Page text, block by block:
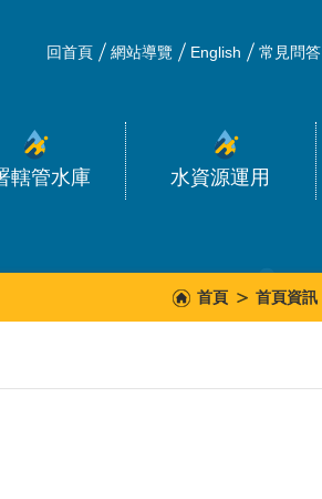
回首頁 網站導覽 English 常見問答
轄管水庫 水資源運用
首頁 首頁資訊